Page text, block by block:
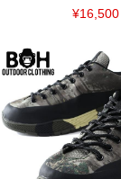
ンピュータ画面）によ
舗からのお取り寄せ等
す。そのようなことが
連絡させて頂きますので
DETAIL
¥16,500